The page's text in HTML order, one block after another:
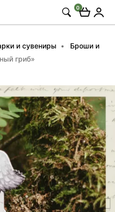
0
и сувениры
Броши и
гриб»